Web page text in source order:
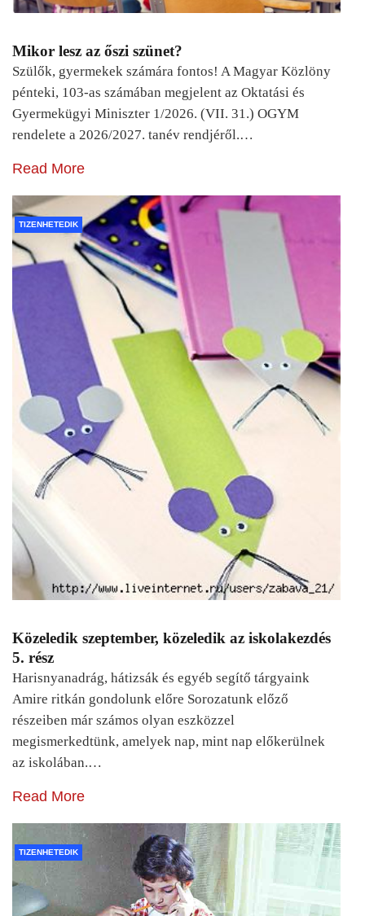
Mikor lesz az őszi szünet?
Szülők, gyermekek számára fontos! A Magyar Közlöny
pénteki, 103-as számában megjelent az Oktatási és
Gyermekügyi Miniszter 1/2026. (VII. 31.) OGYM
rendelete a 2026/2027. tanév rendjéről.…
Read More
TIZENHETEDIK
Közeledik szeptember, közeledik az iskolakezdés
5. rész
Harisnyanadrág, hátizsák és egyéb segítő tárgyaink
Amire ritkán gondolunk előre Sorozatunk előző
részeiben már számos olyan eszközzel
megismerkedtünk, amelyek nap, mint nap előkerülnek
az iskolában.…
Read More
TIZENHETEDIK